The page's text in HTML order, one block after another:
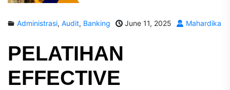
Administrasi, Audit, Banking June 11, 2025 Mahardika
PELATIHAN
EFFECTIVE